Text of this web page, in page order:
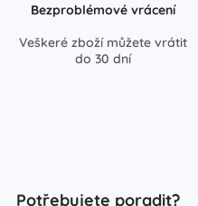
Bezproblémové vrácení
Veškeré zboží můžete vrátit
do 30 dní
Potřebujete poradit?